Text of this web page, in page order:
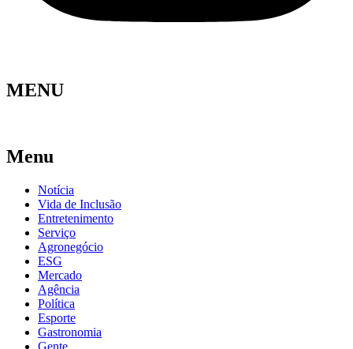
MENU
Menu
Notícia
Vida de Inclusão
Entretenimento
Serviço
Agronegócio
ESG
Mercado
Agência
Política
Esporte
Gastronomia